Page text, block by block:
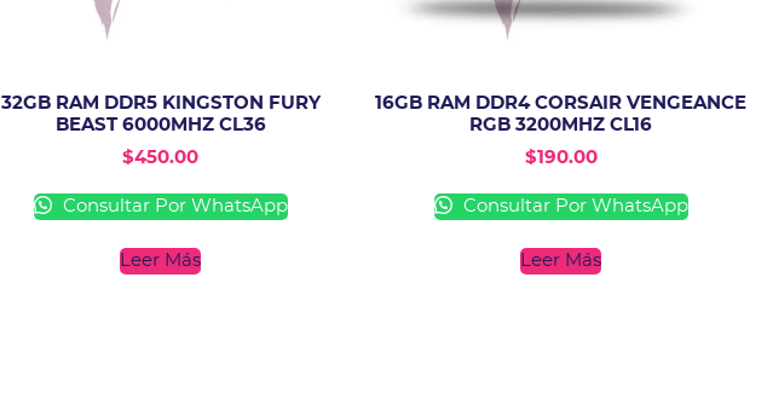
32GB RAM DDR5 KINGSTON FURY
BEAST 6000MHZ CL36
$450.00
Consultar Por WhatsApp
Leer Más
16GB RAM DDR4 CORSAIR VENGEANCE
RGB 3200MHZ CL16
$190.00
Consultar Por WhatsApp
Leer Más